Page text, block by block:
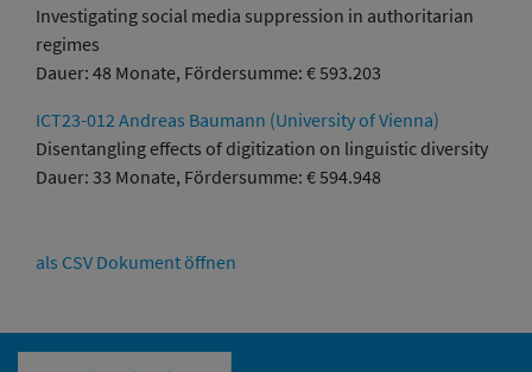
Investigating social media suppression in authoritarian
regimes
Dauer: 48 Monate, Fördersumme: € 593.203
ICT23-012 Andreas Baumann (University of Vienna)
Disentangling effects of digitization on linguistic diversity
Dauer: 33 Monate, Fördersumme: € 594.948
als CSV Dokument öffnen